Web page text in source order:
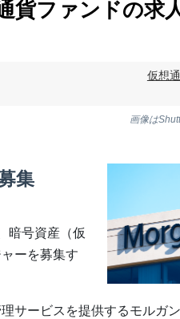
貨ファンドの求
仮想
画像は
集
暗号資産（仮
ーを募集す
サービスを提供するモルガ